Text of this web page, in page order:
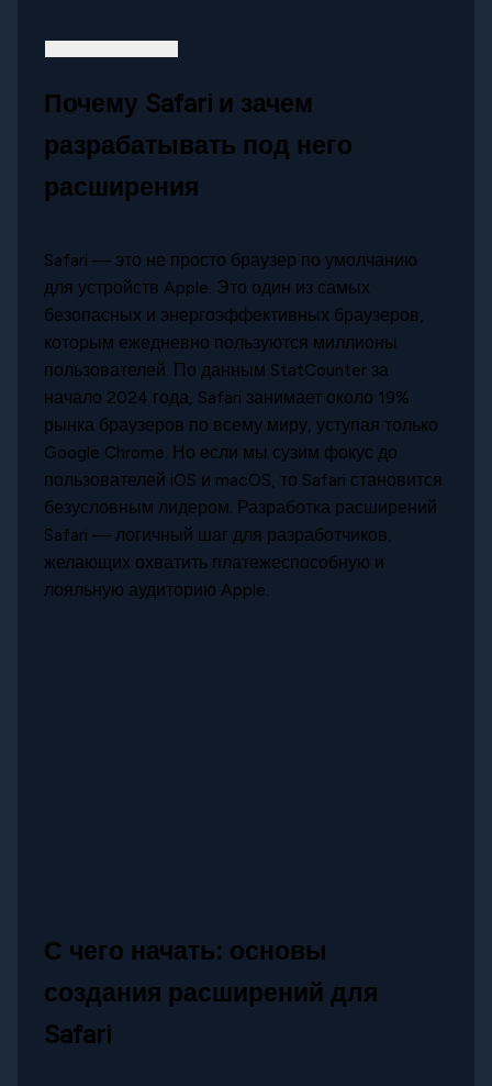
Почему Safari и зачем
разрабатывать под него
расширения
Safari — это не просто браузер по умолчанию
для устройств Apple. Это один из самых
безопасных и энергоэффективных браузеров,
которым ежедневно пользуются миллионы
пользователей. По данным StatCounter за
начало 2024 года, Safari занимает около 19%
рынка браузеров по всему миру, уступая только
Google Chrome. Но если мы сузим фокус до
пользователей iOS и macOS, то Safari становится
безусловным лидером. Разработка расширений
Safari — логичный шаг для разработчиков,
желающих охватить платежеспособную и
лояльную аудиторию Apple.
С чего начать: основы
создания расширений для
Safari